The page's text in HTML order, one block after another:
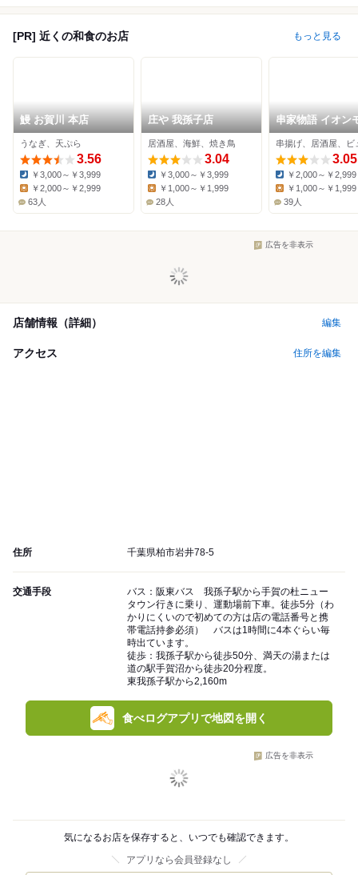
[PR] 近くの和食のお店 もっと見る
鰻 お賀川 本店
うなぎ、天ぷら
3.56
Dinner:
￥3,000～￥3,999
Lunch:
￥2,000～￥2,999
63人
庄や 我孫子店
居酒屋、海鮮、焼き鳥
3.04
Dinner:
￥3,000～￥3,999
Lunch:
￥1,000～￥1,999
28人
串家物語 イオン
ル千葉ニュータ
3.05
Dinner:
￥2,000～￥2,999
Lunch:
￥1,000～￥1,999
39人
広告を非表示
店舗情報（詳細） 編集
アクセス 住所を編集
住所 千葉県柏市岩井78-5
交通手段
バス：阪東バス 我孫子駅から手賀の杜ニュー
タウン行きに乗り、運動場前下車。徒歩5分（わ
かりにくいので初めての方は店の電話番号と携
帯電話持参必須） バスは1時間に4本ぐらい毎
時出ています。
徒歩：我孫子駅から徒歩50分、満天の湯または
道の駅手賀沼から徒歩20分程度。
東我孫子駅から2,160m
食べログアプリで地図を開く
広告を非表示
気になるお店を保存すると、いつでも確認できます。
アプリなら会員登録なし